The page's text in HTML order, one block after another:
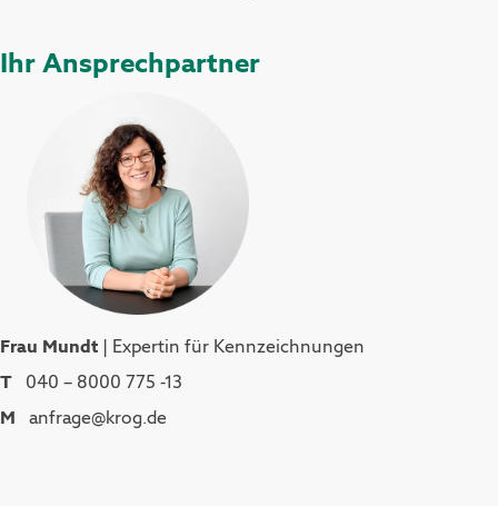
Ihr Ansprechpartner
Frau Mundt | Expertin für Kennzeichnungen
T 040 – 8000 775 -13
M anfrage@krog.de